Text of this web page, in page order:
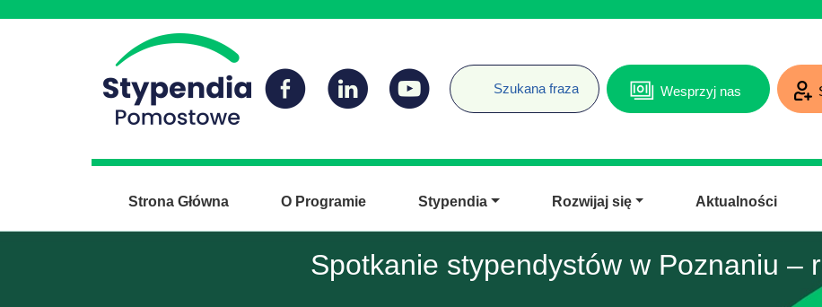
Wesprzyj nas
Strona Główna O Programie Stypendia Rozwijaj się Aktualności
Spotkanie stypendystów w Poznaniu –